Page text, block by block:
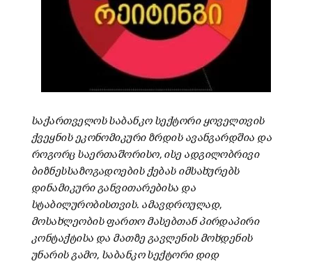
საქართველოს საბანკო სექტორი ყოველთვის
ქვეყნის ეკონომიკური ზრდის ავანგარდშია და
როგორც საერთაშორისო, ისე ადგილობრივი
ბიზნესსაზოგადოების ქებას იმსახურებს
დინამიკური განვითარებისა და
სტაბილურობისთვის. ამავდროულად,
მოსახლეობის ფართო მასებთან პირდაპირი
კონტაქტისა და მათზე გავლენის მოხდენის
უნარის გამო, საბანკო სექტორი დიდ